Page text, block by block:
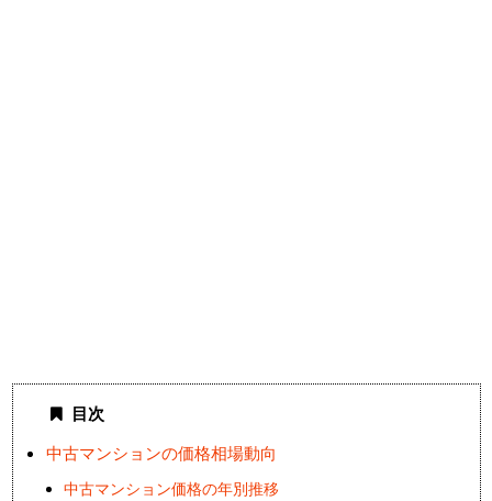
目次
中古マンションの価格相場動向
中古マンション価格の年別推移